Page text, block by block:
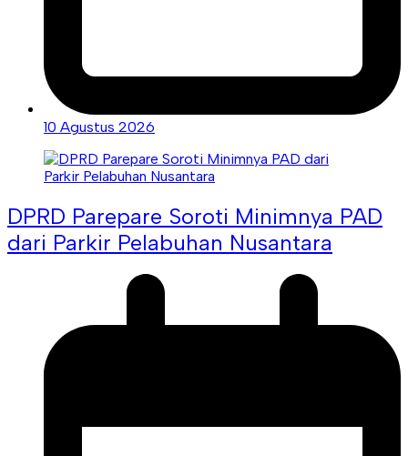
10 Agustus 2026
DPRD Parepare Soroti Minimnya PAD
dari Parkir Pelabuhan Nusantara